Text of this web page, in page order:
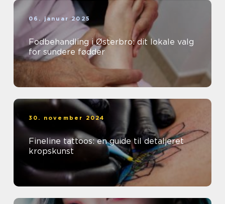
06. januar 2025
Fodbehandling i Østerbro: dit lokale valg
for sundere fødder
30. november 2024
Fineline tattoos: en guide til detaljeret
kropskunst